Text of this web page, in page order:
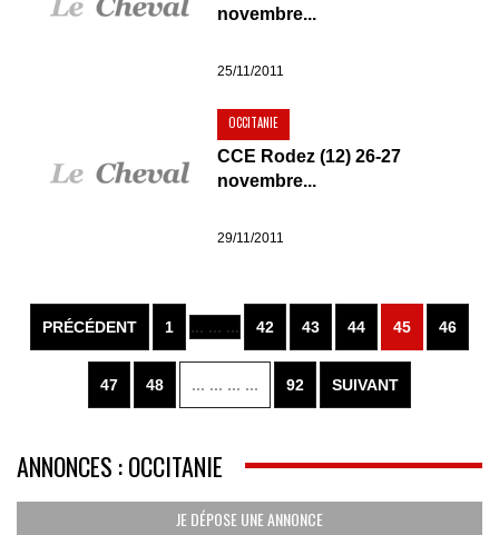
novembre...
25/11/2011
OCCITANIE
CCE Rodez (12) 26-27
novembre...
29/11/2011
PRÉCÉDENT 1 ... ... ... 42 43 44 45 46
47 48 ... ... ... ... 92 SUIVANT
ANNONCES : OCCITANIE
JE DÉPOSE UNE ANNONCE